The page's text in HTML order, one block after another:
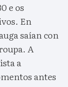
e os
En
saían con
A
a
antes